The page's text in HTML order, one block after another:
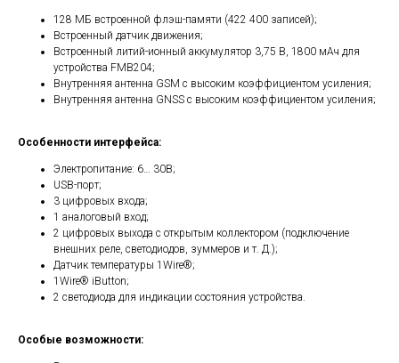
128 МБ встроенной флэш-памяти (422 400 записей);
Встроенный датчик движения;
Встроенный литий-ионный аккумулятор 3,75 В, 1800 мАч для
устройства FMB204;
Внутренняя антенна GSM с высоким коэффициентом усиления;
Внутренняя антенна GNSS с высоким коэффициентом усиления;
Особенности интерфейса:
Электропитание: 6… 30В;
USB-порт;
3 цифровых входа;
1 аналоговый вход;
2 цифровых выхода с открытым коллектором (подключение
внешних реле, светодиодов, зуммеров и т. Д.);
Датчик температуры 1Wire®;
1Wire® iButton;
2 светодиода для индикации состояния устройства.
Особые возможности: